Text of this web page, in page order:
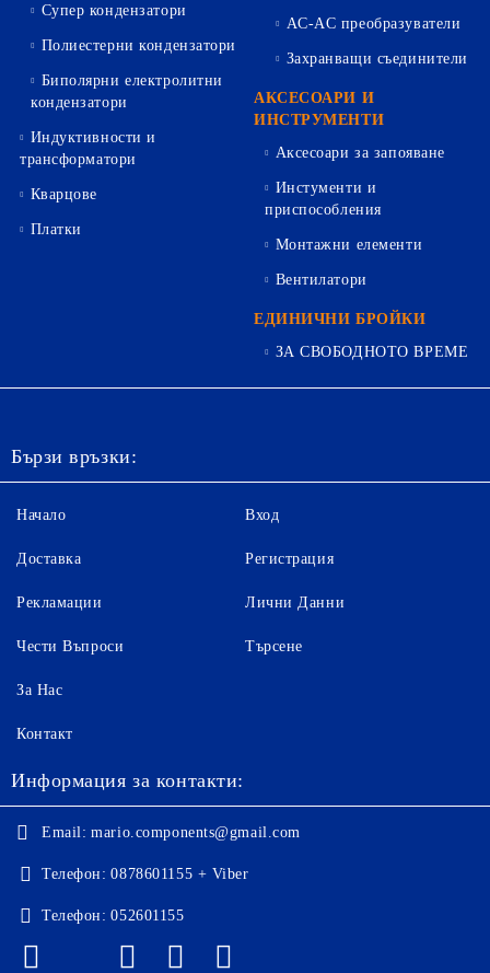
Супер кондензатори
Полиестерни кондензатори
Биполярни електролитни
кондензатори
Индуктивности и
трансформатори
Кварцове
Платки
AC-AC преобразуватели
Захранващи съединители
АКСЕСОАРИ И
ИНСТРУМЕНТИ
Аксесоари за запояване
Инстументи и
приспособления
Монтажни елементи
Вентилатори
ЕДИНИЧНИ БРОЙКИ
ЗА СВОБОДНОТО ВРЕМЕ
Бързи връзки:
Начало
Доставка
Рекламации
Чести Въпроси
Вход
Регистрация
Лични Данни
Търсене
За Нас
Контакт
Информация за контакти:
Email: mario.components@gmail.com
Телефон: 0878601155 + Viber
Телефон: 052601155